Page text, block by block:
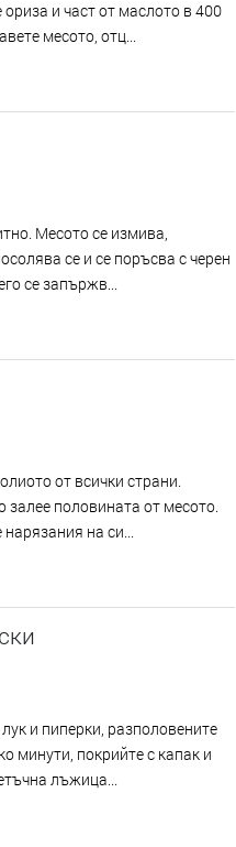
и част от маслото в 400
месото, отц...
Месото се измива,
се и се поръсва с черен
се запържв...
от всички страни.
залее половината от месото.
на си...
и пиперки, разполовените
минути, покрийте с капак и
лъжица...